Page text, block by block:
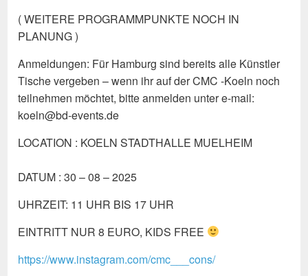
( WEITERE PROGRAMMPUNKTE NOCH IN
PLANUNG )
Anmeldungen: Für Hamburg sind bereits alle Künstler
Tische vergeben – wenn ihr auf der CMC -Koeln noch
teilnehmen möchtet, bitte anmelden unter e-mail:
koeln@bd-events.de
LOCATION : KOELN STADTHALLE MUELHEIM
DATUM : 30 – 08 – 2025
UHRZEIT: 11 UHR BIS 17 UHR
EINTRITT NUR 8 EURO, KIDS FREE
https://www.instagram.com/cmc___cons/